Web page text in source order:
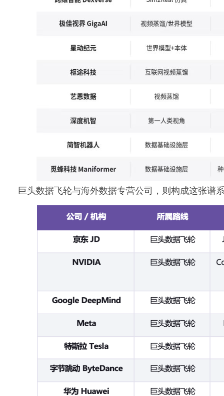
巨头数据飞轮与海外数据专营公司，则构成这张谱